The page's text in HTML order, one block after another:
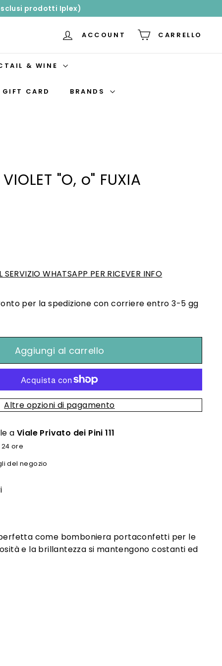
prodotti Iplex)
ACCOUNT CARRELLO
& WINE
GIFT CARD BRANDS
"O, o" FUXIA
WHATSAPP PER RICEVER INFO
per la spedizione con corriere entro 3-5 gg
Aggiungi al carrello
Altre opzioni di pagamento
aViale Privato dei Pini 111
ore
del negozio
perfetta come bomboniera portaconfetti per le
e la brillantezza si mantengono costanti ed